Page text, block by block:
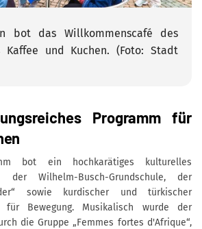
bot das Willkommenscafé des
Kaffee und Kuchen. (Foto: Stadt
Programm für
bot ein hochkarätiges kulturelles
der Wilhelm-Busch-Grundschule, der
sowie kurdischer und türkischer
für Bewegung. Musikalisch wurde der
die Gruppe „Femmes fortes d'Afrique“,